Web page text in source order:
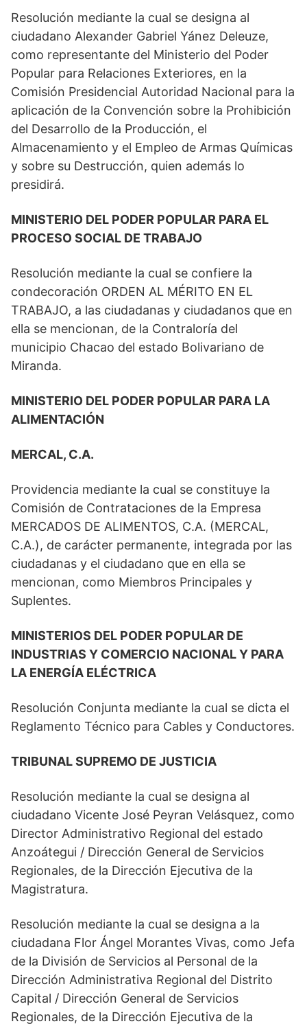
Resolución mediante la cual se designa al
ciudadano Alexander Gabriel Yánez Deleuze,
como representante del Ministerio del Poder
Popular para Relaciones Exteriores, en la
Comisión Presidencial Autoridad Nacional para la
aplicación de la Convención sobre la Prohibición
del Desarrollo de la Producción, el
Almacenamiento y el Empleo de Armas Químicas
y sobre su Destrucción, quien además lo
presidirá.
MINISTERIO DEL PODER POPULAR PARA EL
PROCESO SOCIAL DE TRABAJO
Resolución mediante la cual se confiere la
condecoración ORDEN AL MÉRITO EN EL
TRABAJO, a las ciudadanas y ciudadanos que en
ella se mencionan, de la Contraloría del
municipio Chacao del estado Bolivariano de
Miranda.
MINISTERIO DEL PODER POPULAR PARA LA
ALIMENTACIÓN
MERCAL, C.A.
Providencia mediante la cual se constituye la
Comisión de Contrataciones de la Empresa
MERCADOS DE ALIMENTOS, C.A. (MERCAL,
C.A.), de carácter permanente, integrada por las
ciudadanas y el ciudadano que en ella se
mencionan, como Miembros Principales y
Suplentes.
MINISTERIOS DEL PODER POPULAR DE
INDUSTRIAS Y COMERCIO NACIONAL Y PARA
LA ENERGÍA ELÉCTRICA
Resolución Conjunta mediante la cual se dicta el
Reglamento Técnico para Cables y Conductores.
TRIBUNAL SUPREMO DE JUSTICIA
Resolución mediante la cual se designa al
ciudadano Vicente José Peyran Velásquez, como
Director Administrativo Regional del estado
Anzoátegui / Dirección General de Servicios
Regionales, de la Dirección Ejecutiva de la
Magistratura.
Resolución mediante la cual se designa a la
ciudadana Flor Ángel Morantes Vivas, como Jefa
de la División de Servicios al Personal de la
Dirección Administrativa Regional del Distrito
Capital / Dirección General de Servicios
Regionales, de la Dirección Ejecutiva de la